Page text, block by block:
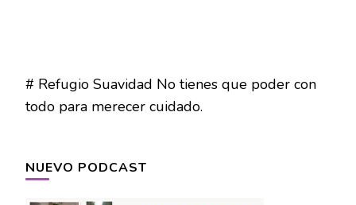
# Refugio Suavidad No tienes que poder con
todo para merecer cuidado.
NUEVO PODCAST